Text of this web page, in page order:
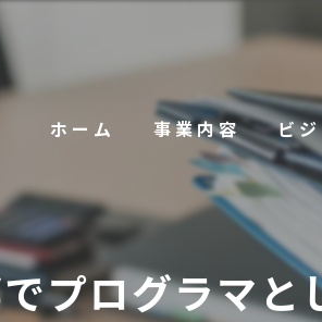
ホーム 事業内容 ビ
プログラマ